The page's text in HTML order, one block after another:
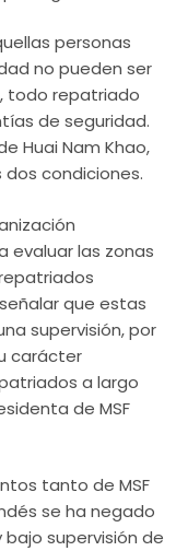
personas
no pueden ser
todo repatriado
de seguridad.
Huai Nam Khao,
condiciones.
evaluar las zonas
que estas
supervisión, por
carácter
a largo
de MSF
tanto de MSF
se ha negado
supervisión de